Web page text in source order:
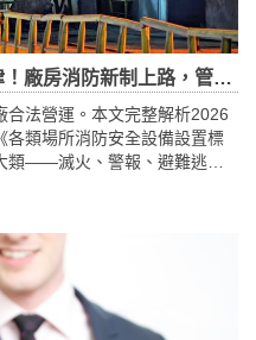
管理權人沒做這件事最高罰1000萬、關7年
合法營運。本文完整解析2026
各類場所消防安全設備設置標
類——滅火、警報、避難逃生
重點。文章釐清工廠常見的
級如何決定設備門檻，也區
築防火區劃」。特別聚焦
修正公布的《消防法》「明揚
訊並派員到場，未落實最高
此外整理消防工程從設計、查
能系統、潔淨區、智慧消防